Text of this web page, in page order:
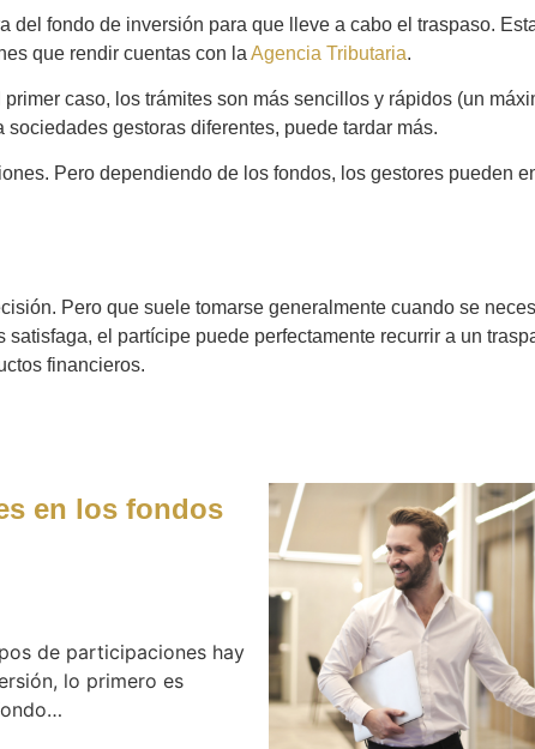
fondo de inversión para que lleve a cabo el traspaso.
que rendir cuentas con la Agencia Tributaria.
caso, los trámites son más sencillos y rápidos (un
gestoras diferentes, puede tardar más.
Pero dependiendo de los fondos, los gestores pueden
Pero que suele tomarse generalmente cuando se
satisfaga, el partícipe puede perfectamente recurrir a un
financieros.
en los fondos
de participaciones hay
lo primero es